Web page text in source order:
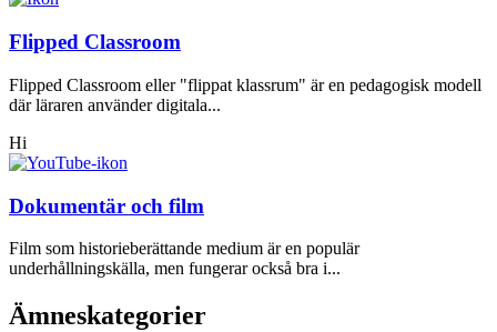
Flipped Classroom
Flipped Classroom eller "flippat klassrum" är en pedagogisk modell
där läraren använder digitala...
Hi
Dokumentär och film
Film som historieberättande medium är en populär
underhållningskälla, men fungerar också bra i...
Ämneskategorier